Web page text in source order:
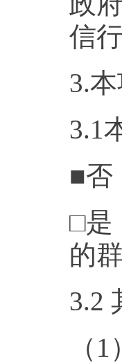
信
3.
3.1
■否
□是
的
3.2
（